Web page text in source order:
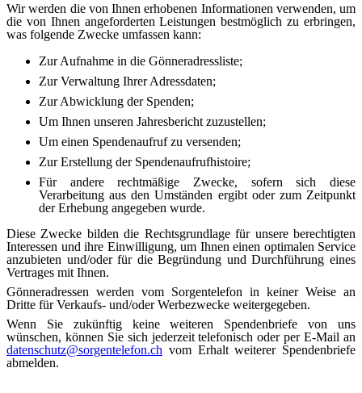
Wir werden die von Ihnen erhobenen Informationen verwenden, um
die von Ihnen angeforderten Leistungen bestmöglich zu erbringen,
was folgende Zwecke umfassen kann:
Zur Aufnahme in die Gönneradressliste;
Zur Verwaltung Ihrer Adressdaten;
Zur Abwicklung der Spenden;
Um Ihnen unseren Jahresbericht zuzustellen;
Um einen Spendenaufruf zu versenden;
Zur Erstellung der Spendenaufrufhistoire;
Für andere rechtmäßige Zwecke, sofern sich diese
Verarbeitung aus den Umständen ergibt oder zum Zeitpunkt
der Erhebung angegeben wurde.
Diese Zwecke bilden die Rechtsgrundlage für unsere berechtigten
Interessen und ihre Einwilligung, um Ihnen einen optimalen Service
anzubieten und/oder für die Begründung und Durchführung eines
Vertrages mit Ihnen.
Gönneradressen werden vom Sorgentelefon in keiner Weise an
Dritte für Verkaufs- und/oder Werbezwecke weitergegeben.
Wenn Sie zukünftig keine weiteren Spendenbriefe von uns
wünschen, können Sie sich jederzeit telefonisch oder per E-Mail an
datenschutz​@​sorgentelefon.ch vom Erhalt weiterer Spendenbriefe
abmelden.